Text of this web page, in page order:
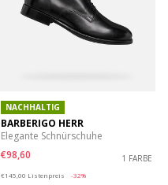
NACHHALTIG
BARBERIGO HERR
Elegante Schnürschuhe
€98,60
1 FARBE
€145,00 Listenpreis
-32%